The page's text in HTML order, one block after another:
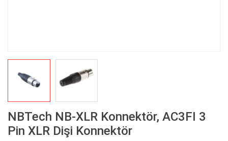
NBTech NB-XLR Konnektör, AC3FI 3
Pin XLR Dişi Konnektör